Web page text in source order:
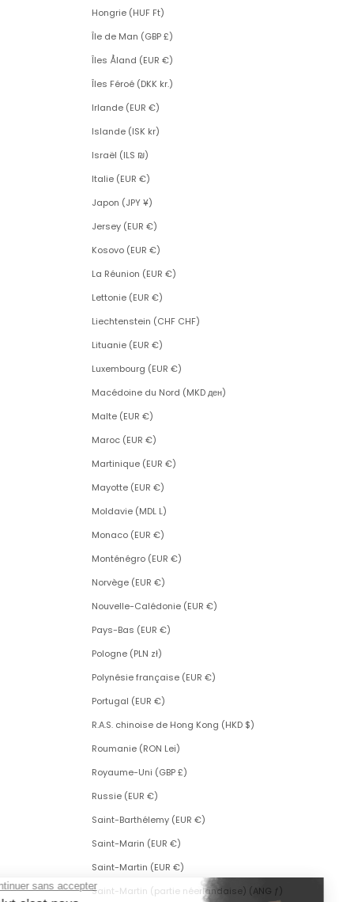
Hongrie (HUF Ft)
Île de Man (GBP £)
Îles Åland (EUR €)
Îles Féroé (DKK kr.)
Irlande (EUR €)
Islande (ISK kr)
Israël (ILS ₪)
Italie (EUR €)
Japon (JPY ¥)
Jersey (EUR €)
Kosovo (EUR €)
La Réunion (EUR €)
Lettonie (EUR €)
Liechtenstein (CHF CHF)
Lituanie (EUR €)
Luxembourg (EUR €)
Macédoine du Nord (MKD ден)
Malte (EUR €)
Maroc (EUR €)
Martinique (EUR €)
Mayotte (EUR €)
Moldavie (MDL L)
Monaco (EUR €)
Monténégro (EUR €)
Norvège (EUR €)
Nouvelle-Calédonie (EUR €)
Pays-Bas (EUR €)
Pologne (PLN zł)
Polynésie française (EUR €)
Portugal (EUR €)
R.A.S. chinoise de Hong Kong (HKD $)
Roumanie (RON Lei)
Royaume-Uni (GBP £)
Russie (EUR €)
Saint-Barthélemy (EUR €)
Saint-Marin (EUR €)
Saint-Martin (EUR €)
Saint-Martin (partie néerlandaise) (ANG ƒ)